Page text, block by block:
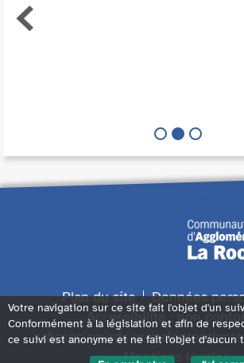
Plan du site
Données
Accessibilité : non
Accès sourds et malentendants
Mentions légales
Votre navigation sur ce site fait l'objet d'un
Conformément à la législation et afin de
ce suivi est anonyme et ne fait l'objet d'aucun